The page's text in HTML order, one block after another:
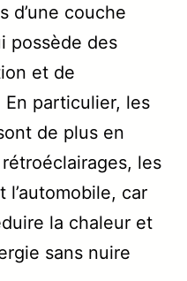
d’une couche
possède des
et de
particulier, les
de plus en
les
car
la chaleur et
sans nuire